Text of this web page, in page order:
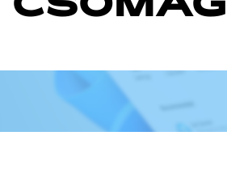
CSOMAG